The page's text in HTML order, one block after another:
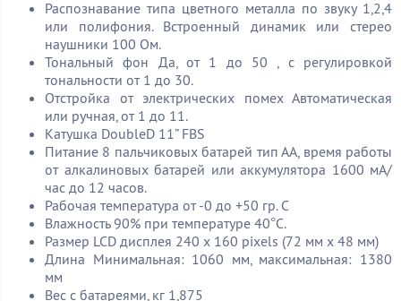
Распознавание типа цветного металла по звуку 1,2,4
или полифония. Встроенный динамик или стерео
наушники 100 Ом.
Тональный фон Да, от 1 до 50 , с регулировкой
тональности от 1 до 30.
Отстройка от электрических помех Автоматическая
или ручная, от 1 до 11.
Катушка DoubleD 11” FBS
Питание 8 пальчиковых батарей тип АА, время работы
от алкалиновых батарей или аккумулятора 1600 мА/
час до 12 часов.
Рабочая температура от -0 до +50 гр. С
Влажность 90% при температуре 40°C.
Размер LCD дисплея 240 x 160 pixels (72 мм x 48 мм)
Длина Минимальная: 1060 мм, максимальная: 1380
мм
Вес с батареями, кг 1,875